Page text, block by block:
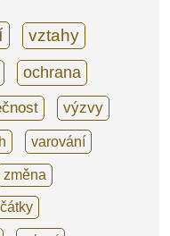
vztahy
ochrana
výzvy
varování
změna